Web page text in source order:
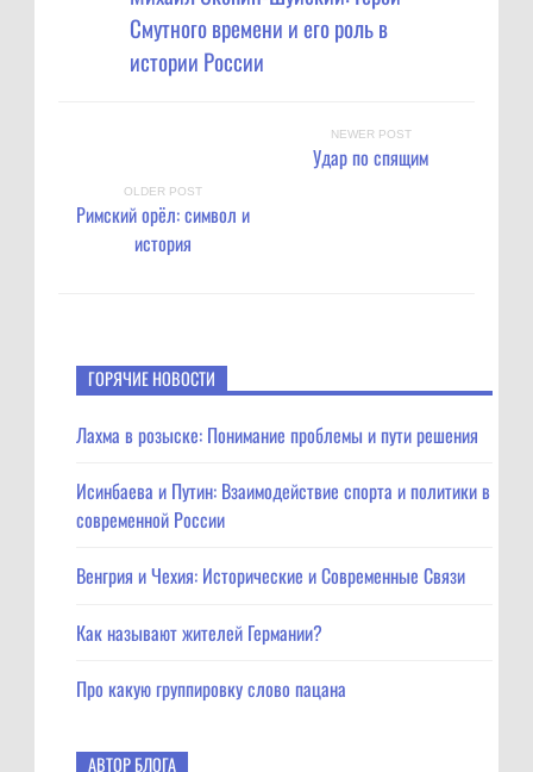
Смутного времени и его роль в
истории России
NEWER POST
Удар по спящим
OLDER POST
Римский орёл: символ и
история
ГОРЯЧИЕ НОВОСТИ
Лахма в розыске: Понимание проблемы и пути решения
Исинбаева и Путин: Взаимодействие спорта и политики в
современной России
Венгрия и Чехия: Исторические и Современные Связи
Как называют жителей Германии?
Про какую группировку слово пацана
АВТОР БЛОГА